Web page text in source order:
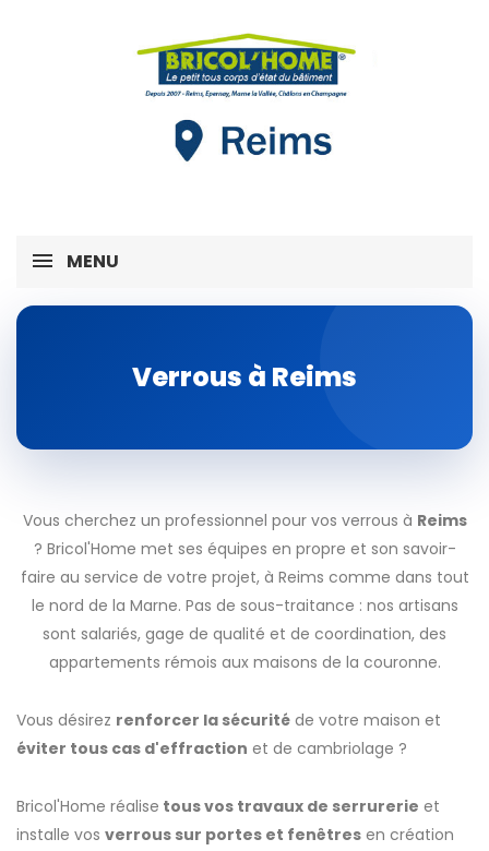
MENU
Verrous à Reims
Vous cherchez un professionnel pour vos verrous à Reims
? Bricol'Home met ses équipes en propre et son savoir-
faire au service de votre projet, à Reims comme dans tout
le nord de la Marne. Pas de sous-traitance : nos artisans
sont salariés, gage de qualité et de coordination, des
appartements rémois aux maisons de la couronne.
Vous désirez renforcer la sécurité de votre maison et
éviter tous cas d'effraction et de cambriolage ?
Bricol'Home réalise tous vos travaux de serrurerie et
installe vos verrous sur portes et fenêtres en création